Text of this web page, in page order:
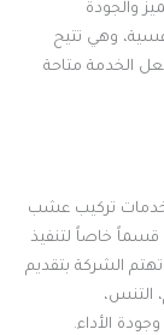
والجودة
وهي تتيح
الخدمة متاحة
خدمات تركيب عشب
خاصاً لتنفيذ
الشركة بتقديم
التنس،
الأداء.